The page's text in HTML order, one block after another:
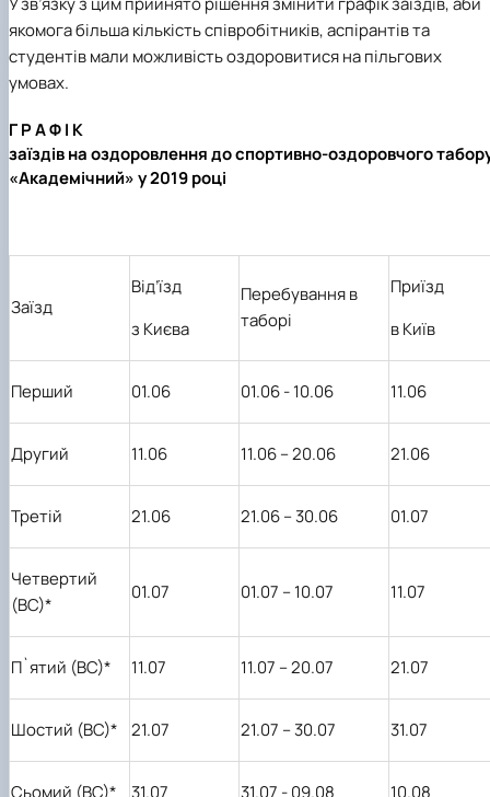
якомога більша кількість співробітників, аспірантів та
студентів мали можливість оздоровитися на пільгових
умовах.
Г Р А Ф І К
заїздів на оздоровлення до спортивно-оздоровчого
«Академічний» у 2019 році
Заїзд
Від’їзд
з Києва
Перебування в
таборі
Приїзд
в Київ
Перший 01.06 01.06- 10.06 11.06
Другий 11.06 11.06 – 20.06 21.06
Третій 21.06 21.06 – 30.06 01.07
Четвертий
(ВС)*
01.07 01.07 – 10.07 11.07
П`ятий (ВС)* 11.07 11.07 – 20.07 21.07
Шостий (ВС)* 21.07 21.07 – 30.07 31.07